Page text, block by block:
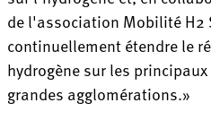
de l'association Mobilité H2
continuellement étendre le
hydrogène sur les
grandes agglomérations.»